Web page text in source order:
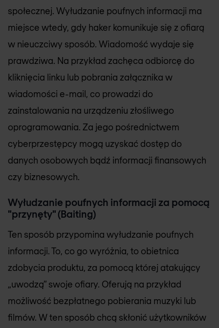
społecznej. Wyłudzanie poufnych informacji ma
miejsce wtedy, gdy haker komunikuje się z ofiarą
w nieuczciwy sposób. Wiadomość wydaje się
prawdziwa. Na przykład zachęca odbiorcę do
kliknięcia linku lub pobrania załącznika w
wiadomości e-mail, co prowadzi do
zainstalowania na urządzeniu złośliwego
oprogramowania. Za jego pośrednictwem
cyberprzestępcy mogą uzyskać dostęp do
danych osobowych bądź informacji finansowych
czy biznesowych.
Wyłudzanie poufnych informacji za pomocą
"przynęty" (Baiting)
Ten sposób przypomina wyłudzanie poufnych
informacji. To, co go wyróżnia, to obietnica
zdobycia produktu, za pomocą której atakujący
„uwodzą” swoje ofiary. Oferują na przykład
możliwość bezpłatnego pobierania muzyki lub
filmów. W ten sposób chcą skłonić użytkowników